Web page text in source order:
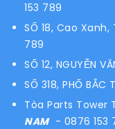
153 789
SỐ 18, Cao Xanh,
789
SỐ 12, NGUYỄN
SỐ 318, PHỐ BẮC
Tòa Parts Tower
NAM - 0876 153